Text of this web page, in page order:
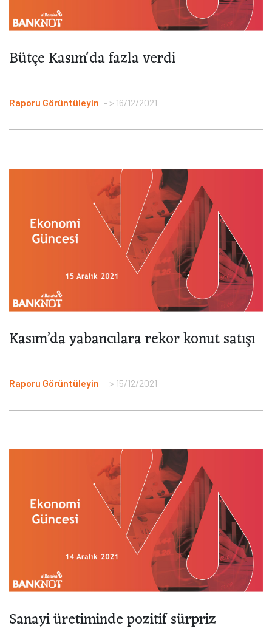
Bütçe Kasım'da fazla verdi
Raporu Görüntüleyin > 16/12/2021
Kasım’da yabancılara rekor konut satışı
Raporu Görüntüleyin > 15/12/2021
Sanayi üretiminde pozitif sürpriz